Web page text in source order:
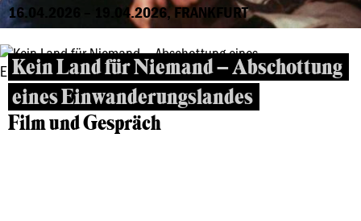
16.04.2026 – 19.04.2026, FRANKFURT
Kein Land für Niemand – Abschottung
eines Einwanderungslandes
Film und Gespräch